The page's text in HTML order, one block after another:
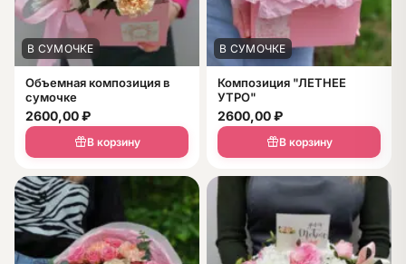
В СУМОЧКЕ
Объемная композиция в
сумочке
2600,00₽
В корзину
В СУМОЧКЕ
Композиция "ЛЕТНЕЕ
УТРО"
2600,00₽
В корзину